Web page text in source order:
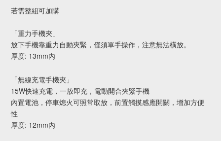
若需整組可加購
「重力手機夾」
放下手機靠重力自動夾緊，僅須單手操作，注意無法橫放。
厚度: 13mm內
「無線充電手機夾」
15W快速充電，一放即充，電動開合夾緊手機
內置電池，停車熄火可照常取放，前置觸摸感應開關，增加方便
性
厚度: 12mm內